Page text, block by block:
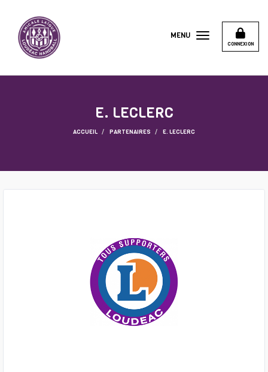
CONNEXION
MENU
E. LECLERC
ACCUEIL PARTENAIRES E. LECLERC